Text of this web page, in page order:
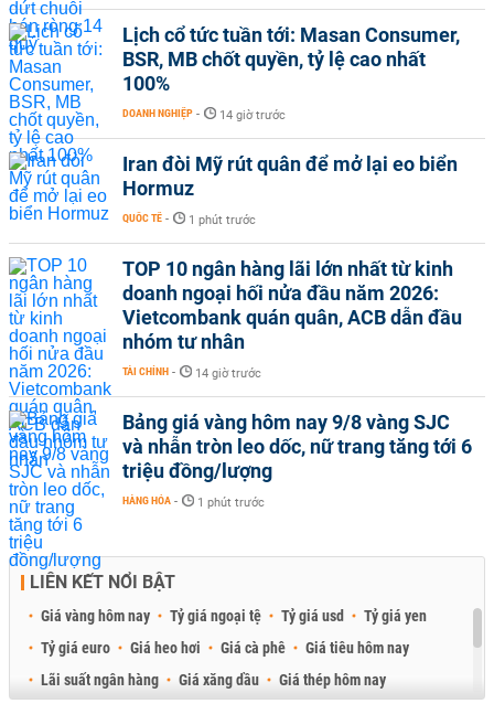
Lịch cổ tức tuần tới: Masan Consumer,
BSR, MB chốt quyền, tỷ lệ cao nhất
100%
DOANH NGHIỆP - 14 giờ trước
Iran đòi Mỹ rút quân để mở lại eo biển
Hormuz
QUỐC TẾ - 1 phút trước
TOP 10 ngân hàng lãi lớn nhất từ kinh
doanh ngoại hối nửa đầu năm 2026:
Vietcombank quán quân, ACB dẫn đầu
nhóm tư nhân
TÀI CHÍNH - 14 giờ trước
Bảng giá vàng hôm nay 9/8 vàng SJC
và nhẫn tròn leo dốc, nữ trang tăng tới 6
triệu đồng/lượng
HÀNG HÓA - 1 phút trước
LIÊN KẾT NỔI BẬT
Giá vàng hôm nay Tỷ giá ngoại tệ Tỷ giá usd
Tỷ giá yen
Tỷ giá euro
Giá heo hơi Giá cà phê
Giá tiêu hôm nay
Lãi suất ngân hàng
Giá xăng dầu
Giá thép hôm nay